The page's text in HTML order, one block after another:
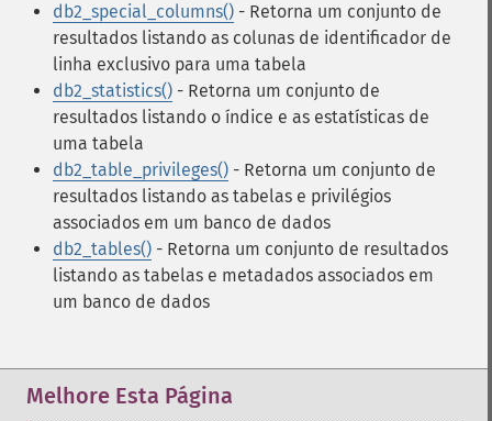
db2_special_columns() - Retorna um conjunto de
resultados listando as colunas de identificador de
linha exclusivo para uma tabela
db2_statistics() - Retorna um conjunto de
resultados listando o índice e as estatísticas de
uma tabela
db2_table_privileges() - Retorna um conjunto de
resultados listando as tabelas e privilégios
associados em um banco de dados
db2_tables() - Retorna um conjunto de resultados
listando as tabelas e metadados associados em
um banco de dados
Melhore Esta Página